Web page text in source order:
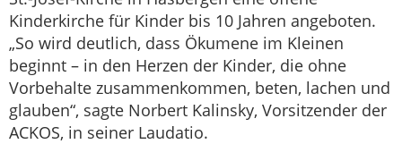
Kinderkirche für Kinder bis 10 Jahren angeboten.
„So wird deutlich, dass Ökumene im Kleinen
beginnt – in den Herzen der Kinder, die ohne
Vorbehalte zusammenkommen, beten, lachen und
glauben“, sagte Norbert Kalinsky, Vorsitzender der
ACKOS, in seiner Laudatio.